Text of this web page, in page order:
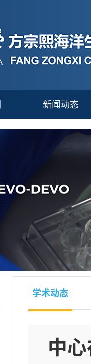
新闻动态
学术动态
中